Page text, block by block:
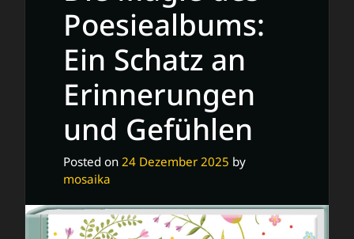
magische
Reise
beginnt
Poesiealbums:
Ein Schatz an
Erinnerungen
und Gefühlen
Posted on 24 Dezember 2025 by
mosaika